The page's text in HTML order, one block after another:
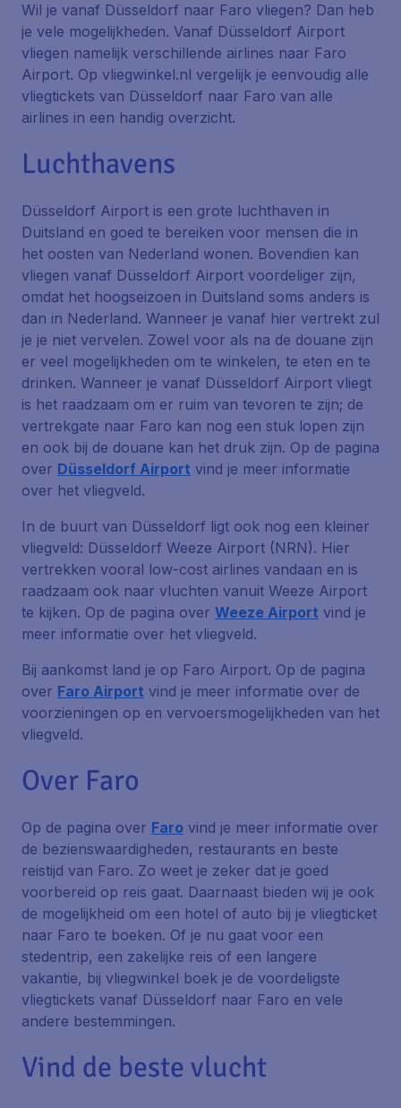
Wil je vanaf Düsseldorf naar Faro vliegen? Dan heb
je vele mogelijkheden. Vanaf Düsseldorf Airport
vliegen namelijk verschillende airlines naar Faro
Airport. Op vliegwinkel.nl vergelijk je eenvoudig alle
vliegtickets van Düsseldorf naar Faro van alle
airlines in een handig overzicht.
Luchthavens
Düsseldorf Airport is een grote luchthaven in
Duitsland en goed te bereiken voor mensen die in
het oosten van Nederland wonen. Bovendien kan
vliegen vanaf Düsseldorf Airport voordeliger zijn,
omdat het hoogseizoen in Duitsland soms anders is
dan in Nederland. Wanneer je vanaf hier vertrekt zul
je je niet vervelen. Zowel voor als na de douane zijn
er veel mogelijkheden om te winkelen, te eten en te
drinken. Wanneer je vanaf Düsseldorf Airport vliegt
is het raadzaam om er ruim van tevoren te zijn; de
vertrekgate naar Faro kan nog een stuk lopen zijn
en ook bij de douane kan het druk zijn. Op de pagina
over Düsseldorf Airport vind je meer informatie
over het vliegveld.
In de buurt van Düsseldorf ligt ook nog een kleiner
vliegveld: Düsseldorf Weeze Airport (NRN). Hier
vertrekken vooral low-cost airlines vandaan en is
raadzaam ook naar vluchten vanuit Weeze Airport
te kijken. Op de pagina over Weeze Airport vind je
meer informatie over het vliegveld.
Bij aankomst land je op Faro Airport. Op de pagina
over Faro Airport vind je meer informatie over de
voorzieningen op en vervoersmogelijkheden van het
vliegveld.
Over Faro
Op de pagina over Faro vind je meer informatie over
de bezienswaardigheden, restaurants en beste
reistijd van Faro. Zo weet je zeker dat je goed
voorbereid op reis gaat. Daarnaast bieden wij je ook
de mogelijkheid om een hotel of auto bij je vliegticket
naar Faro te boeken. Of je nu gaat voor een
stedentrip, een zakelijke reis of een langere
vakantie, bij vliegwinkel boek je de voordeligste
vliegtickets vanaf Düsseldorf naar Faro en vele
andere bestemmingen.
Vind de beste vlucht